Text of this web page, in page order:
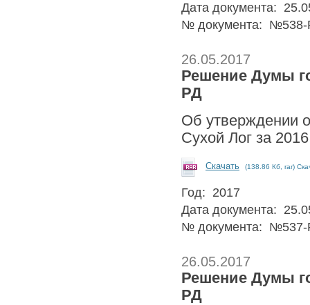
Дата документа:
№ документа:
26.05.2017
Решение Думы
РД
Об утверждении
Сухой Лог за
Скачать (138.86 Кб, rar)
Год: 2017
Дата документа:
№ документа:
26.05.2017
Решение Думы
РД